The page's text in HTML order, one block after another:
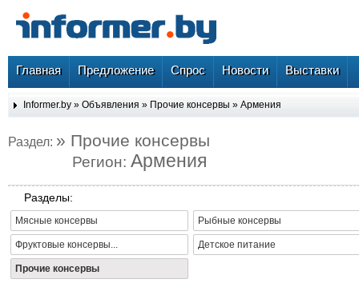
Главная Предложение Спрос Новости Выставки
Informer.by » Объявления » Прочие консервы » Армения
Раздел: » Прочие консервы
Регион: Армения
Разделы:
Мясные консервы Рыбные консервы
Фруктовые консервы... Детское питание
Прочие консервы